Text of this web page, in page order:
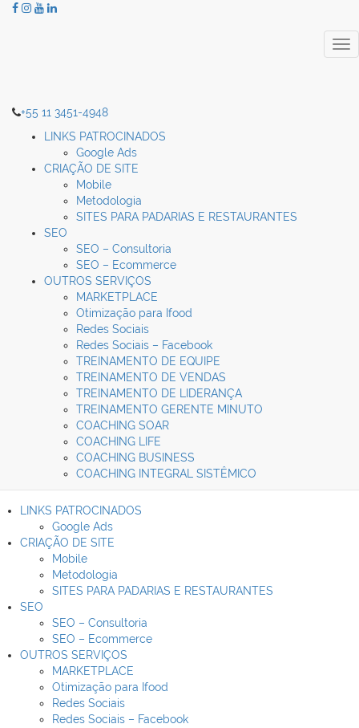
+55 11 3451-4948
LINKS PATROCINADOS
Google Ads
CRIAÇÃO DE SITE
Mobile
Metodologia
SITES PARA PADARIAS E RESTAURANTES
SEO
SEO – Consultoria
SEO – Ecommerce
OUTROS SERVIÇOS
MARKETPLACE
Otimização para Ifood
Redes Sociais
Redes Sociais – Facebook
TREINAMENTO DE EQUIPE
TREINAMENTO DE VENDAS
TREINAMENTO DE LIDERANÇA
TREINAMENTO GERENTE MINUTO
COACHING SOAR
COACHING LIFE
COACHING BUSINESS
COACHING INTEGRAL SISTÊMICO
LINKS PATROCINADOS
Google Ads
CRIAÇÃO DE SITE
Mobile
Metodologia
SITES PARA PADARIAS E RESTAURANTES
SEO
SEO – Consultoria
SEO – Ecommerce
OUTROS SERVIÇOS
MARKETPLACE
Otimização para Ifood
Redes Sociais
Redes Sociais – Facebook